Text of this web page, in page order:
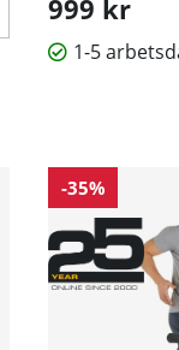
999 kr
1-5
-35%